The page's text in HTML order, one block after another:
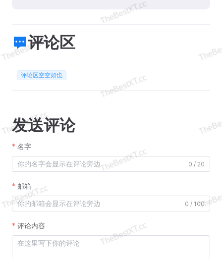
评论区
评论区空空如也
发送评论
名字
0 / 20
邮箱
0 / 100
评论内容